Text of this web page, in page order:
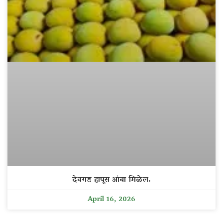
देवगड हापूस आंबा मिळेल.
April 16, 2026